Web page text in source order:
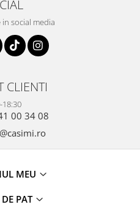
social media
CLIENTI
18:30
00 34 08
MEU
PAT